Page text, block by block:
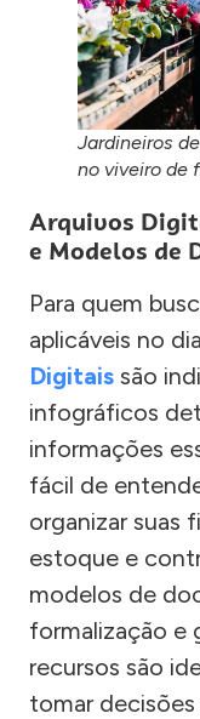
Jardineiros
no viveiro de
Arquivos
e Modelos de
Para quem
aplicáveis no
Digitais são
infográficos
informações
fácil de
organizar suas
estoque e
modelos de
formalização e
recursos são
tomar decisões